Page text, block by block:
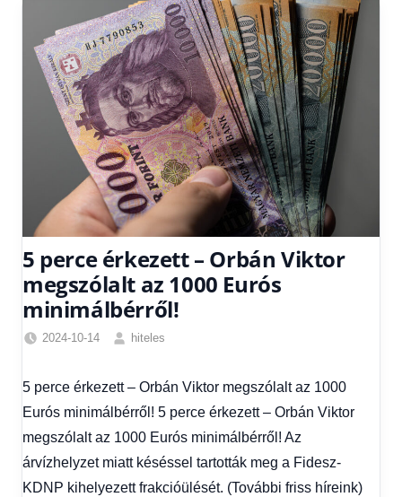
5 perce érkezett – Orbán Viktor
megszólalt az 1000 Eurós
minimálbérről!
2024-10-14
hiteles
Hírek
1
kézből
5 perce érkezett – Orbán Viktor megszólalt az 1000
Eurós minimálbérről! 5 perce érkezett – Orbán Viktor
megszólalt az 1000 Eurós minimálbérről! Az
árvízhelyzet miatt késéssel tartották meg a Fidesz-
KDNP kihelyezett frakcióülését. (További friss híreink)